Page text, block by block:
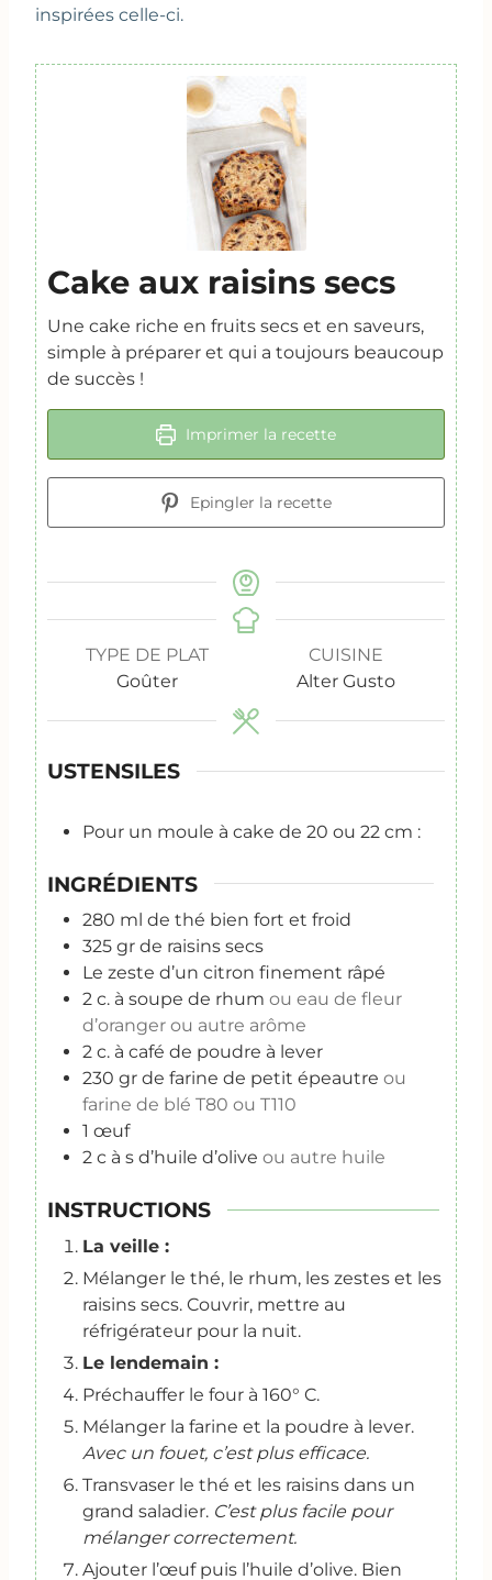
inspirées celle-ci.
Cake aux raisins secs
Une cake riche en fruits secs et en saveurs,
simple à préparer et qui a toujours beaucoup
de succès !
Imprimer la recette
Epingler la recette
TYPE DE PLAT
Goûter
CUISINE
Alter Gusto
USTENSILES
Pour un moule à cake de 20 ou 22 cm :
INGRÉDIENTS
280 ml de thé bien fort et froid
325 gr de raisins secs
Le zeste d’un citron finement râpé
2 c. à soupe de rhum ou eau de fleur
d’oranger ou autre arôme
2 c. à café de poudre à lever
230 gr de farine de petit épeautre ou
farine de blé T80 ou T110
1 œuf
2 c à s d’huile d’olive ou autre huile
INSTRUCTIONS
La veille :
Mélanger le thé, le rhum, les zestes et les
raisins secs. Couvrir, mettre au
réfrigérateur pour la nuit.
Le lendemain :
Préchauffer le four à 160° C.
Mélanger la farine et la poudre à lever.
Avec un fouet, c’est plus efficace.
Transvaser le thé et les raisins dans un
grand saladier. C’est plus facile pour
mélanger correctement.
Ajouter l’œuf puis l’huile d’olive. Bien